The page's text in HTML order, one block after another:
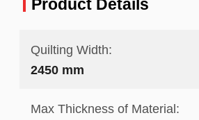
Product Details
Quilting Width:
2450 mm
Max Thickness of Material: